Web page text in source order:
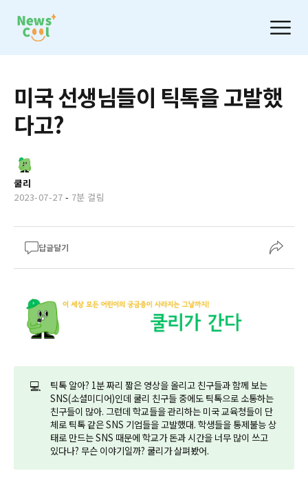
미국 선생님들이 틱톡을 고발했
다고?
쿨리
2023-07-27 - 7분 걸림
답글달기
💻
틱톡 알아? 1분 짜리 짧은 영상을 올리고 친구들과 함께 보는
SNS(소셜미디어)인데 쿨리 친구들 중에도 틱톡으로 소통하는
친구들이 많아. 그런데 학교들을 관리하는 미국 교육청들이 단
체로 틱톡 같은 SNS 기업들을 고발했대. 학생들을 통제불능 상
태로 만드는 SNS 때문에 학교가 돈과 시간을 너무 많이 쓰고
있다나? 무슨 이야기일까? 쿨리가 살펴봤어.